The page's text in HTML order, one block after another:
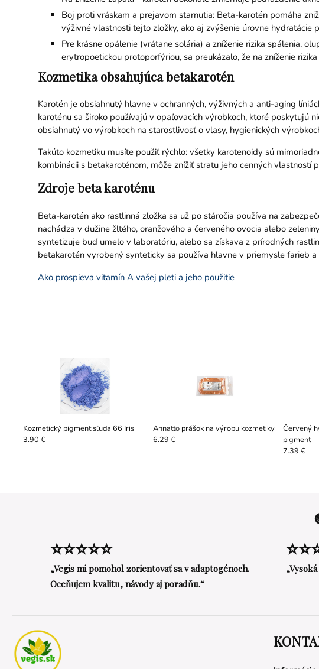
Boj proti vráskam a prejavom starnutia: Beta-karotén pomáha
výživné vlastnosti tejto zložky, ako aj zvýšenie úrovne hydratácie
Pre krásne opálenie (vrátane solária) a zníženie rizika spálenia,
erytropoetickou protoporfýriou, sa preukázalo, že na zníženie
Kozmetika obsahujúca betakarotén
Karotén je obsiahnutý hlavne v ochranných, výživných a anti-aging
karoténu sa široko používajú v opaľovacích výrobkoch, ktoré poskytujú
obsiahnutý vo výrobkoch na starostlivosť o vlasy, hygienických
Takúto kozmetiku musíte použiť rýchlo: všetky karotenoidy sú
kombinácii s betakaroténom, môže znížiť stratu jeho cenných vlastností
Zdroje beta karoténu
Beta-karotén ako rastlinná zložka sa už po stáročia používa na
nachádza v dužine žltého, oranžového a červeného ovocia alebo
syntetizuje buď umelo v laboratóriu, alebo sa získava z prírodných
betakarotén vyrobený synteticky sa používa hlavne v priemysle farieb a
Ako prospieva vitamín A vašej pleti a jeho použitie
Kozmetický pigment sľuda 66 Iris
3.90 €
Annatto prášok na výrobu kozmetiky
6.29 €
Červený
pigment
7.39 €
⭐⭐⭐⭐⭐
„Vegis mi pomohol zorientovať sa v adaptogénoch.
Oceňujem kvalitu, návody aj poradňu.“